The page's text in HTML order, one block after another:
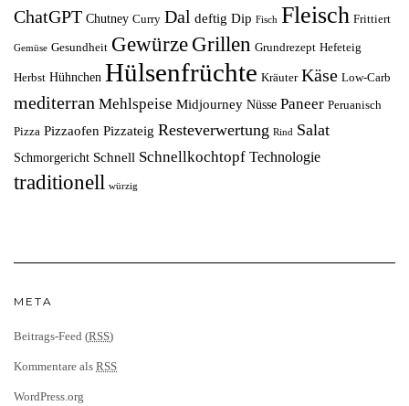
ChatGPT Chutney Curry Dal deftig Dip Fisch Fleisch Frittiert
Gemüse Gesundheit Gewürze Grillen Grundrezept Hefeteig
Herbst Hühnchen Hülsenfrüchte Kräuter Käse Low-Carb
mediterran Mehlspeise Midjourney Nüsse Paneer Peruanisch
Pizza Pizzaofen Pizzateig Resteverwertung Rind Salat
Schmorgericht Schnell Schnellkochtopf Technologie
traditionell würzig
META
Beitrags-Feed (RSS)
Kommentare als RSS
WordPress.org